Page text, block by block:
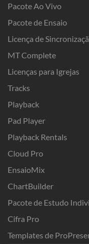
Pacote Ao Vivo
Pacote de Ensaio
Licença de
MT Complete
Licenças para Igrejas
Tracks
Playback
Pad Player
Playback Rentals
Cloud Pro
EnsaioMix
ChartBuilder
Pacote de Estudo
Cifra Pro
Templates de